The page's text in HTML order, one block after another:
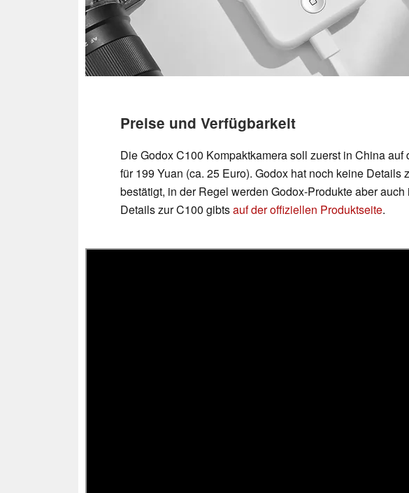
Preise und Verfügbarkeit
Die Godox C100 Kompaktkamera soll zuerst in China auf
für 199 Yuan (ca. 25 Euro). Godox hat noch keine Details
bestätigt, in der Regel werden Godox-Produkte aber
Details zur C100 gibtsauf der offiziellen Produktseite.